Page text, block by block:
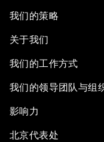
我们的策略
关于我们
我们的工作方式
我们的领导团队与组
影响力
北京代表处